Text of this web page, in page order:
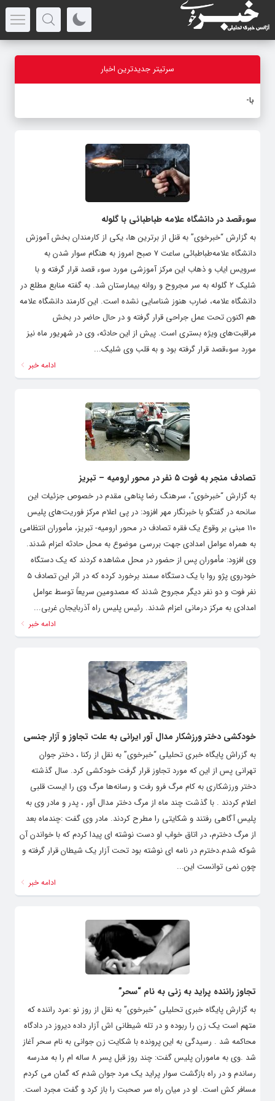
سرتیتر جدیدترین اخبار
بازدید اس
سوءقصد در دانشگاه علامه طباطبائی با گلوله
به گزارش “خبرخوی” به قنل از برترین ها، یکی از کارمندان بخش آموزش
دانشگاه علامه‌طباطبائی ساعت ۷ صبح امروز به هنگام سوار شدن به
سرویس ایاب و ذهاب این مرکز آموزشی مورد سوء قصد قرار گرفته و با
شلیک ۲ گلوله به سر مجروح و روانه بیمارستان شد. به گفته منابع مطلع در
دانشگاه علامه، ضارب هنوز شناسایی نشده است. این کارمند دانشگاه علامه
هم اکنون تحت عمل جراحی قرار گرفته و در حال حاضر در بخش
مراقبت‌های ویژه بستری است. پیش از این حادثه، وی در شهریور ماه نیز
مورد سوءقصد قرار گرفته بود و به قلب وی شلیک...
ادامه خبر
تصادف منجر به فوت ۵ نفر در محور ارومیه – تبریز
به گزارش “خبرخوی“، سرهنگ رضا پناهی مقدم در خصوص جزئیات این
سانحه در گفتگو با خبرنگار مهر افزود: در پی اعلام مرکز فوریت‌های پلیس
۱۱۰ مبنی بر وقوع یک فقره تصادف در محور ارومیه- تبریز، مأموران انتظامی
به همراه عوامل امدادی جهت بررسی موضوع به محل حادثه اعزام شدند.
وی افزود: مأموران پس از حضور در محل مشاهده کردند که یک دستگاه
خودروی پژو روا با یک دستگاه سمند برخورد کرده که در اثر این تصادف ۵
نفر فوت و دو نفر دیگر مجروح شدند که مصدومین سریعاً توسط عوامل
امدادی به مرکز درمانی اعزام شدند. رئیس پلیس راه آذربایجان غربی...
ادامه خبر
خودکشی دختر ورزشکار مدال آور ایرانی به علت تجاوز و آزار جنسی
به گزراش پایگاه خبری تحلیلی “خبرخوی” به نقل از رکنا ، دختر جوان
تهرانی پس از این که مورد تجاوز قرار گرفت خودکشی کرد. سال گذشته
دختر ورزشکاری به کام مرگ فرو رفت و رسانه‌ها مرگ وی را ایست قلبی
اعلام کردند . با گذشت چند ماه از مرگ دختر مدال آور ، پدر و مادر وی به
پلیس آگاهی رفتند و شکایتی را مطرح کردند. مادر وی گفت :چندماه بعد
از مرگ دخترم، در اتاق خواب او دست نوشته ای پیدا کردم که با خواندن آن
شوکه شدم.دخترم در نامه ای نوشته بود تحت آزار یک شیطان قرار گرفته و
چون نمی توانست این...
ادامه خبر
تجاوز راننده پراید به زنی به نام “سحر”
به گزارش پایگاه خبری تحلیلی “خبرخوی” به نقل از روز نو :مرد راننده که
متهم است یک زن را ربوده و در تله شیطانی اش آزار داده دیروز در دادگاه
محاکمه شد . رسیدگی به این پرونده با شکایت زن جوانی به نام سحر آغاز
شد .وی به ماموران پلیس گفت: چند روز قبل پسر ۸ ساله ام را به مدرسه
رساندم و در راه بازگشت سوار پراید یک مرد جوان شدم که گمان می کردم
مسافر کش است. او در میان راه سر صحبت را باز کرد و گفت مجرد است.